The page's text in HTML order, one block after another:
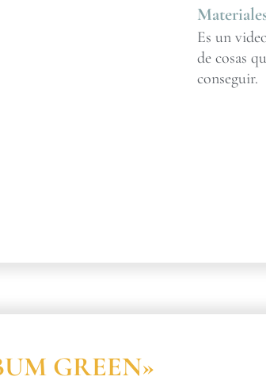
Es un
de cosas
conseguir.
GREEN»